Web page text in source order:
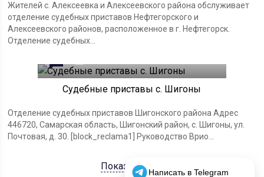
Жителей с. Алексеевка и Алексеевского района обслуживает
отделение судебных приставов Нефтегорского и
Алексеевского районов, расположенное в г. Нефтегорск.
Отделение судебных...
Судебные приставы с. Шигоны
Отделение судебных приставов Шигонского района Адрес
446720, Самарская область, Шигонский район, с. Шигоны, ул.
Почтовая, д. 30. [block_reclama1] Руководство Врио...
Показать ещё